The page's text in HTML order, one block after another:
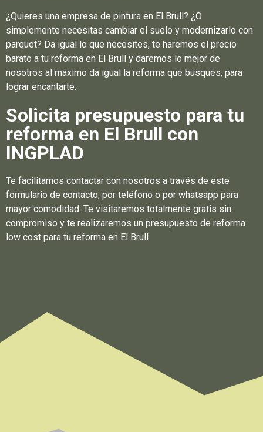
¿Quieres una empresa de pintura en El Brull? ¿O
simplemente necesitas cambiar el suelo y modernizarlo con
parquet? Da igual lo que necesites, te haremos el precio
barato a tu reforma en El Brull y daremos lo mejor de
nosotros al máximo da igual la reforma que busques, para
lograr encantarte.
Solicita presupuesto para tu
reforma en El Brull con
INGPLAD
Te facilitamos contactar con nosotros a través de este
formulario de contacto, por teléfono o por whatsapp para
mayor comodidad. Te visitaremos totalmente gratis sin
compromiso y te realizaremos un presupuesto de reforma
low cost para tu reforma en El Brull